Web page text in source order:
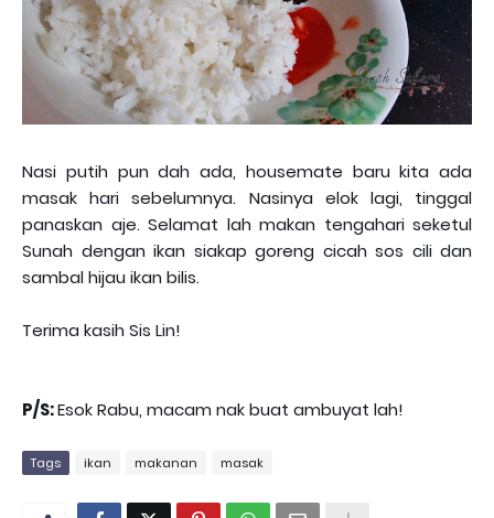
Nasi putih pun dah ada, housemate baru kita ada
masak hari sebelumnya. Nasinya elok lagi, tinggal
panaskan aje. Selamat lah makan tengahari seketul
Sunah dengan ikan siakap goreng cicah sos cili dan
sambal hijau ikan bilis.
Terima kasih Sis Lin!
P/S:Esok Rabu, macam nak buat ambuyat lah!
Tags ikan makanan masak